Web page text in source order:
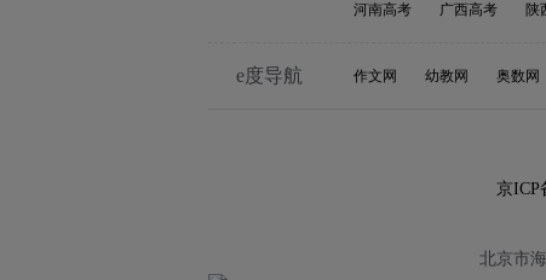
河南高考
广西高考 陕
e度导航 作文网 幼教网 奥数网
京ICP
北京市